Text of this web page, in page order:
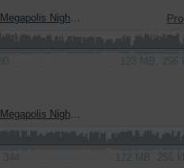
Night 14.07.2026
Night 07.07.2026